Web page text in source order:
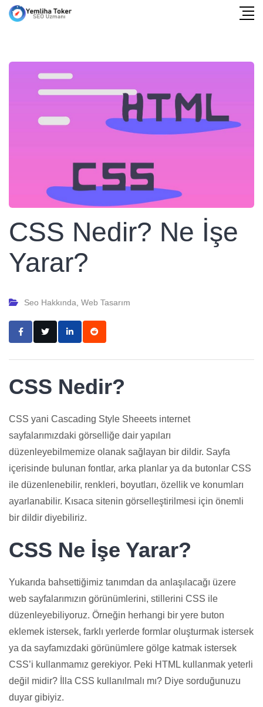
CSS Nedir? Ne İşe
Yarar?
Seo Hakkında Web Tasarım
CSS Nedir?
CSS yani Cascading Style Sheeets internet
sayfalarımızdaki görselliğe dair yapıları
düzenleyebilmemize olanak sağlayan bir dildir. Sayfa
içerisinde bulunan fontlar, arka planlar ya da butonlar CSS
ile düzenlenebilir, renkleri, boyutları, özellik ve konumları
ayarlanabilir. Kısaca sitenin görselleştirilmesi için önemli
bir dildir diyebiliriz.
CSS Ne İşe Yarar?
Yukarıda bahsettiğimiz tanımdan da anlaşılacağı üzere
web sayfalarımızın görünümlerini, stillerini CSS ile
düzenleyebiliyoruz. Örneğin herhangi bir yere buton
eklemek istersek, farklı yerlerde formlar oluşturmak istersek
ya da sayfamızdaki görünümlere gölge katmak istersek
CSS’i kullanmamız gerekiyor. Peki HTML kullanmak yeterli
değil midir? İlla CSS kullanılmalı mı? Diye sorduğunuzu
duyar gibiyiz.